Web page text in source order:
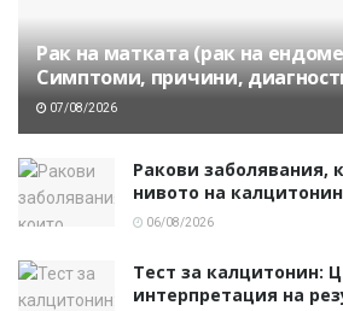
Рак на матката (рак на
Симптоми, причини,
07/08/2026
Ракови заболявания,
нивото на
06/08/2026
Тест за калцитонин:
интерпретация на